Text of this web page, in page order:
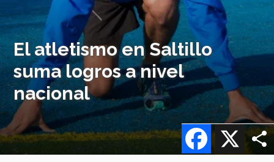
El atletismo en Saltillo
suma logros a nivel
nacional
X
Facebook